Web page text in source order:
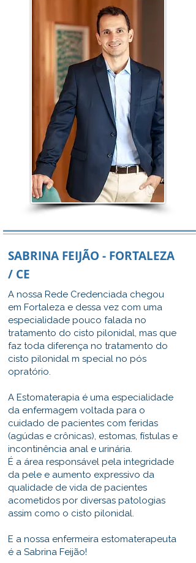
SABRINA FEIJÃO - FORTALEZA
/ CE
A nossa Rede Credenciada chegou
em Fortaleza e dessa vez com uma
especialidade pouco falada no
tratamento do cisto pilonidal, mas que
faz toda diferença no tratamento do
cisto pilonidal m special no pós
opratório.
A Estomaterapia é uma especialidade
da enfermagem voltada para o
cuidado de pacientes com feridas
(agúdas e crônicas), estomas, fístulas e
incontinência anal e urinária.
É a área responsável pela integridade
da pele e aumento expressivo da
qualidade de vida de pacientes
acometidos por diversas patologias
assim como o cisto pilonidal.
E a nossa enfermeira estomaterapeuta
é a Sabrina Feijão!